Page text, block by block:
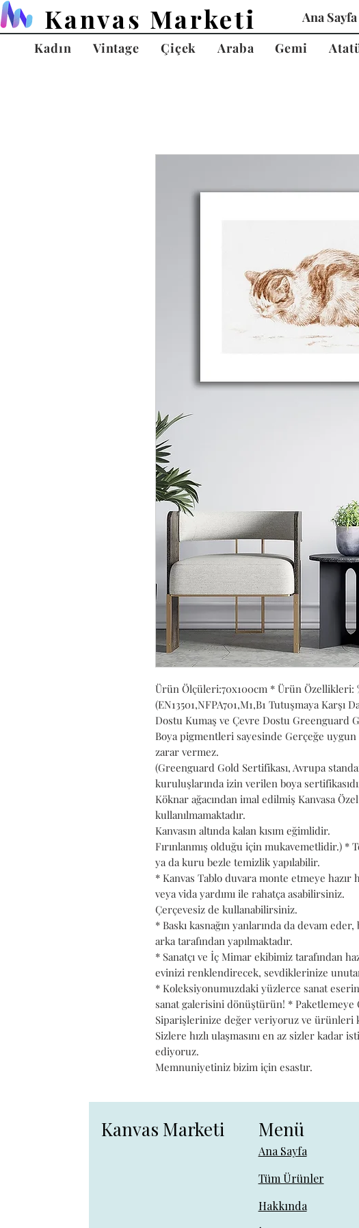
Kanvas Marketi Ana Sayfa
Kadın
Vintage Çiçek Araba Gemi
Ürün Ölçüleri:70x100cm * Ürün Özellikleri:
(EN13501,NFPA701,M1,B1 Tutuşmaya Karşı
Dostu Kumaş ve Çevre Dostu Greenguard
Boya pigmentleri sayesinde Gerçeğe uygun
zarar vermez.
(Greenguard Gold Sertifikası, Avrupa
kuruluşlarında izin verilen boya
Köknar ağacından imal edilmiş Kanvasa Özel
kullanılmamaktadır.
Kanvasın altında kalan kısım eğimlidir.
Fırınlanmış olduğu için mukavemetlidir.) *
ya da kuru bezle temizlik yapılabilir.
* Kanvas Tablo duvara monte etmeye hazır
veya vida yardımı ile rahatça asabilirsiniz.
Çerçevesiz de kullanabilirsiniz.
* Baskı kasnağın yanlarında da devam
arka tarafından yapılmaktadır.
* Sanatçı ve İç Mimar ekibimiz tarafından
evinizi renklendirecek, sevdiklerinize
* Koleksiyonumuzdaki yüzlerce sanat
sanat galerisini dönüştürün! * Paketlemeye
Siparişlerinize değer veriyoruz ve ürünleri
Sizlere hızlı ulaşmasını en az sizler kadar
ediyoruz.
Memnuniyetiniz bizim için esastır.
Kanvas Marketi Menü
Ana Sayfa
Tüm Ürünler
Hakkında